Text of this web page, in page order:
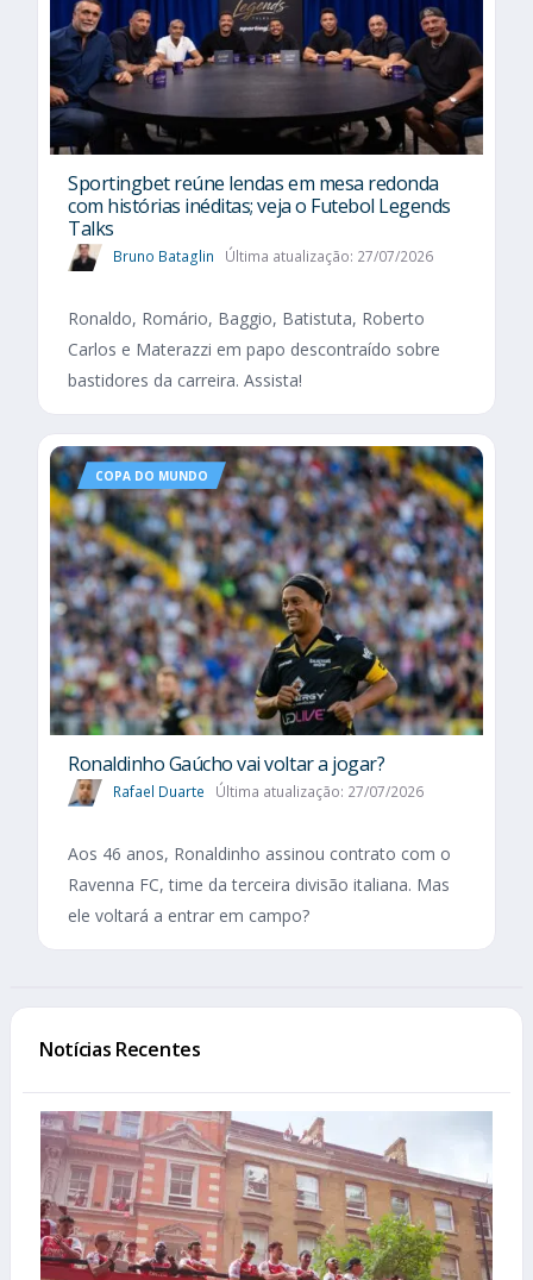
Sportingbet reúne lendas em mesa redonda
com histórias inéditas; veja o Futebol Legends
Talks
Bruno Bataglin Última atualização: 27/07/2026
Ronaldo, Romário, Baggio, Batistuta, Roberto
Carlos e Materazzi em papo descontraído sobre
bastidores da carreira. Assista!
COPA DO MUNDO
Ronaldinho Gaúcho vai voltar a jogar?
Rafael Duarte Última atualização: 27/07/2026
Aos 46 anos, Ronaldinho assinou contrato com o
Ravenna FC, time da terceira divisão italiana. Mas
ele voltará a entrar em campo?
Notícias Recentes